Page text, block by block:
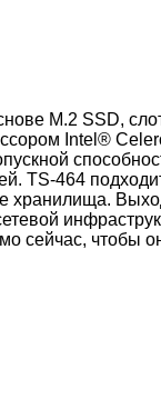
M.2 SSD,
Intel®
TS-464
хранилища.
сейчас, чтобы